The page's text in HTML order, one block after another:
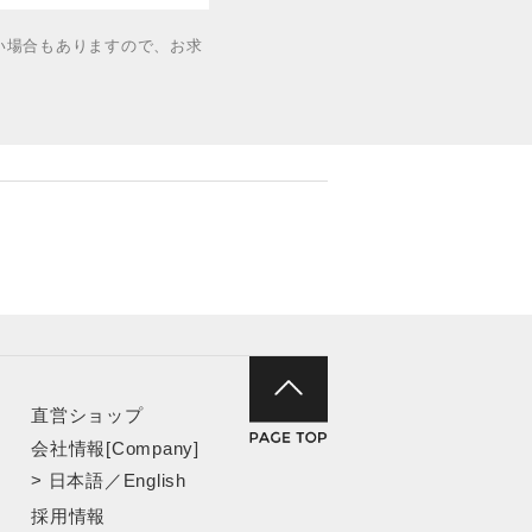
合もありますので、お求
直営ショップ
会社情報[Company]
> 日本語 ／ English
採用情報